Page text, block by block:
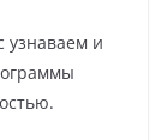
узнаваем и